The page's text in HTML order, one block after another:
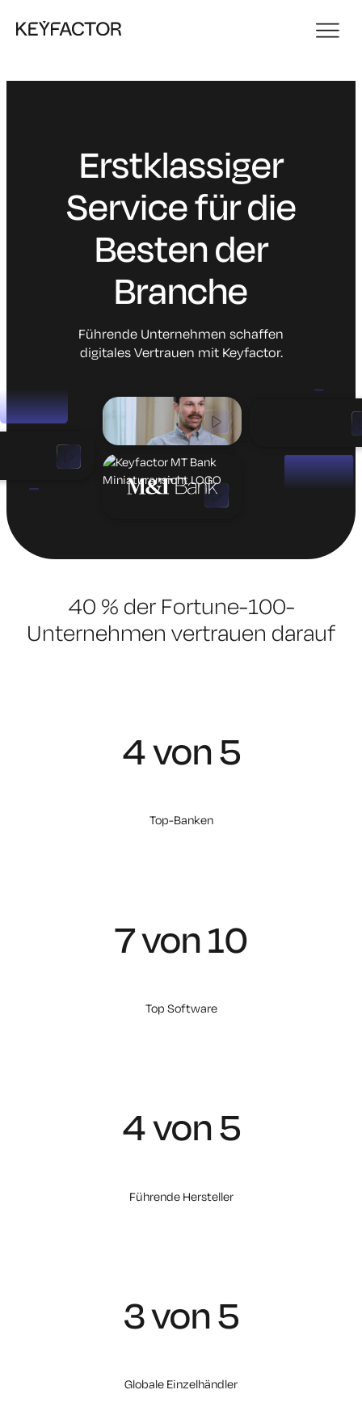
Erstklassiger
Service für die
Besten der
Branche
Führende Unternehmen schaffen
digitales Vertrauen mit Keyfactor.
40 % der Fortune-100-
Unternehmen vertrauen darauf
4 von 5
Top-Banken
7 von 10
Top Software
4 von 5
Führende Hersteller
3 von 5
Globale Einzelhändler